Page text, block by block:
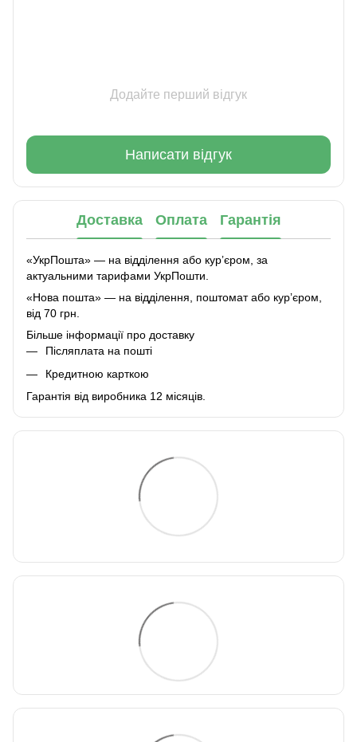
Додайте перший відгук
Написати відгук
Доставка Оплата Гарантія
«УкрПошта» — на відділення або курʼєром, за
актуальними тарифами УкрПошти.
«Нова пошта» — на відділення, поштомат або курʼєром,
від 70 грн.
Більше інформації про доставку
Післяплата на пошті
Кредитною карткою
Гарантія від виробника 12 місяців.